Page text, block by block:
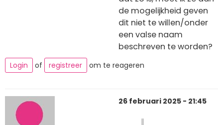
de mogelijkheid geven
dit niet te willen/onder
een valse naam
beschreven te worden?
Login of registreer om te reageren
26 februari 2025 - 21:45